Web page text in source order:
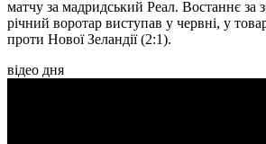
матчу за мадридський Реал. Востаннє за
річний воротар виступав у червні, у
проти Нової Зеландії (2:1).
відео дня